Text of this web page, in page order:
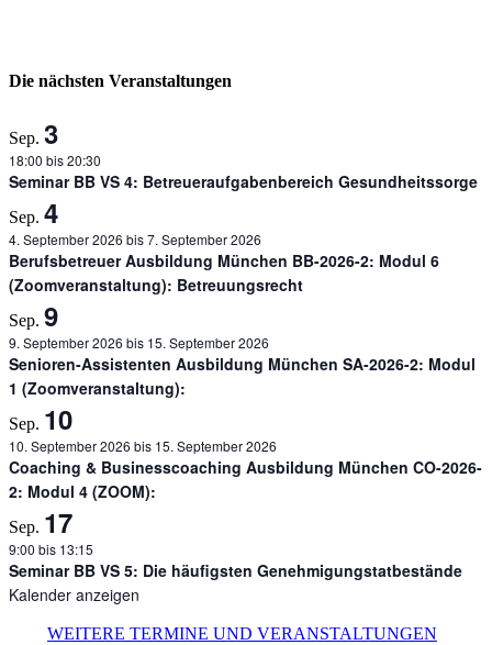
Die nächsten Veranstaltungen
Sep. 3
18:00 bis20:30
Seminar BB VS 4: Betreueraufgabenbereich Gesundheitssorge
Sep. 4
4. September 2026 bis7. September 2026
Berufsbetreuer Ausbildung München BB-2026-2: Modul 6
(Zoomveranstaltung): Betreuungsrecht
Sep. 9
9. September 2026 bis 15. September 2026
Senioren-Assistenten Ausbildung München SA-2026-2: Modul
1 (Zoomveranstaltung):
Sep. 10
10. September 2026 bis 15. September 2026
Coaching & Businesscoaching Ausbildung München CO-2026-
2: Modul 4 (ZOOM):
Sep. 17
9:00 bis 13:15
Seminar BB VS 5: Die häufigsten Genehmigungstatbestände
Kalender anzeigen
WEITERE TERMINE UND VERANSTALTUNGEN